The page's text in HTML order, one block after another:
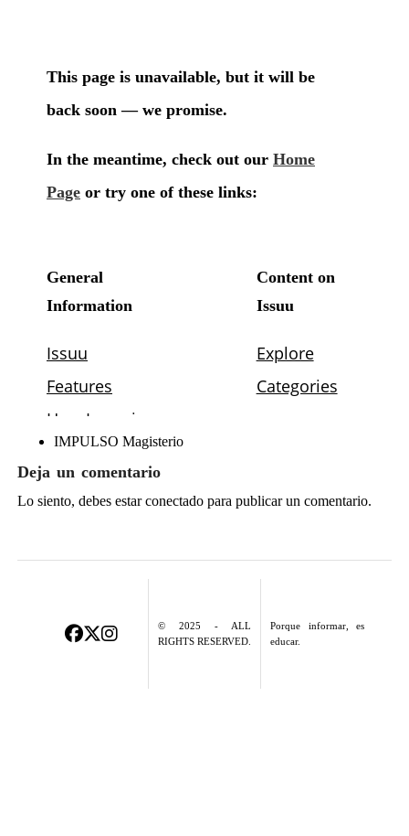
IMPULSO Magisterio
Deja un comentario
Lo siento, debes estarconectadopara publicar un comentario.
© 2025 - ALL
RIGHTS RESERVED.
Porque informar, es
educar.